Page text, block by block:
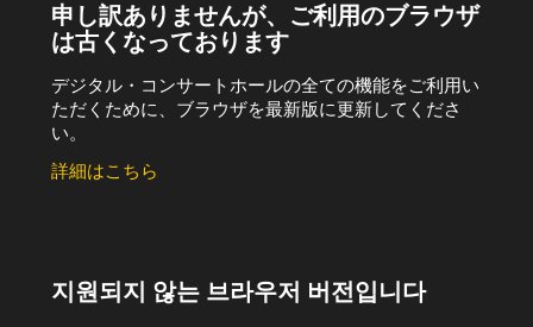
申し訳ありませんが、ご利用のブラウザ
は古くなっております
デジタル・コンサートホールの全ての機能をご利用い
ただくために、ブラウザを最新版に更新してくださ
い。
詳細はこちら
지원되지 않는 브라우저 버전입니다